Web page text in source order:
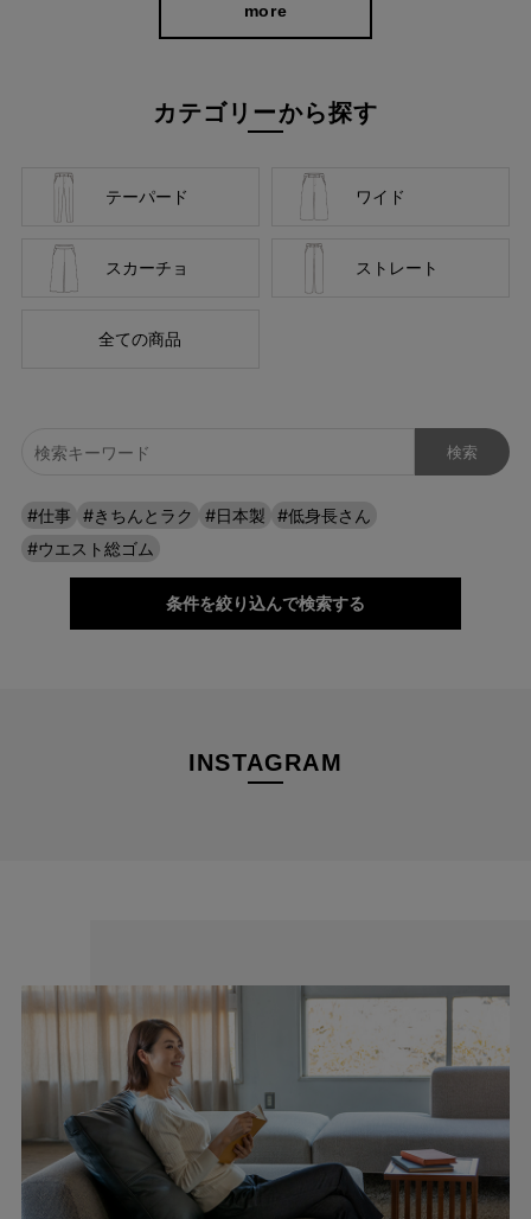
more
カテゴリーから探す
テーパード ワイド
スカーチョ ストレート
全ての商品
#仕事 #きちんとラク #日本製
#低身長さん
#ウエスト総ゴム
条件を絞り込んで検索する
INSTAGRAM